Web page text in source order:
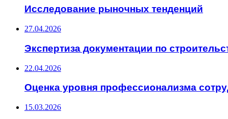
Исследование рыночных тенденций
27.04.2026
Экспертиза документации по
22.04.2026
Оценка уровня профессионализма
15.03.2026